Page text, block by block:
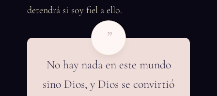
detendrá si soy fiel a ello.
”
No hay nada en este mundo
sino Dios, y Dios se convirtió